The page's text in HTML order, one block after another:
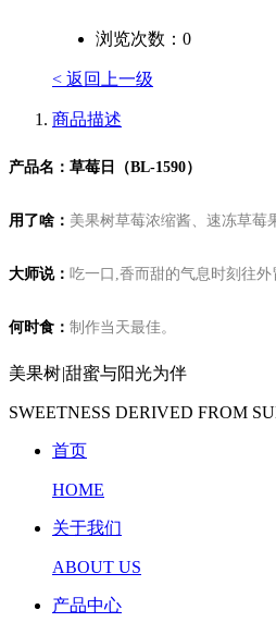
浏览次数： 0
< 返回上一级
商品描述
产品名：草莓日（BL-1590）
用了啥： 美果树草莓浓缩酱、速冻草莓
大师说： 吃一口,香而甜的气息时刻往外
何时食： 制作当天最佳。
美果树|甜蜜与阳光为伴
SWEETNESS DERIVED FROM
首页
HOME
关于我们
ABOUT US
产品中心